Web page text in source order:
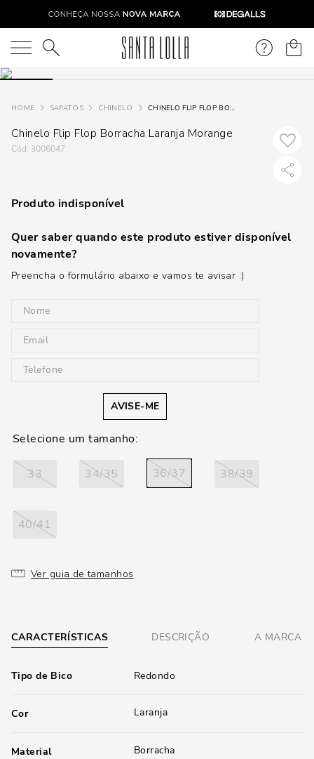
O que você está procurando?
SAPATOS CHINELO CHINELO FLIP FLOP BORRACHA LARANJA MORANGE
Chinelo Flip Flop Borracha Laranja Morange
: 3006047
Produto indisponível
Quer saber quando este produto estiver disponível
novamente?
Preencha o formulário abaixo e vamos te avisar :)
AVISE-ME
33 34/35 36/37 38/39
40/41
Ver guia de tamanhos
CARACTERÍSTICAS DESCRIÇÃO A MARCA
Tipo de Bico Redondo
Cor Laranja
Material Borracha